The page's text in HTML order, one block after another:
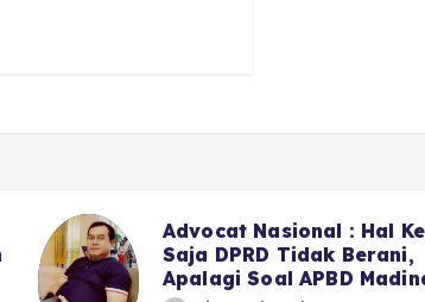
Advocat Nasional : Hal Kecil
Saja DPRD Tidak Berani,
Apalagi Soal APBD Madina